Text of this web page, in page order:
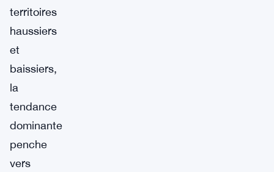
territoires
haussiers
et
baissiers,
la
tendance
dominante
penche
vers